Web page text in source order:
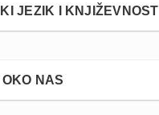
JEZIK I KNJIŽEVNOST
NAS